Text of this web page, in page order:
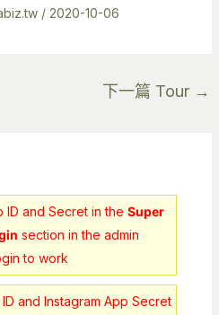
/ 2020-10-06
下一篇 Tour →
and Secret in the Super
section in the admin
to work
and Instagram App Secret